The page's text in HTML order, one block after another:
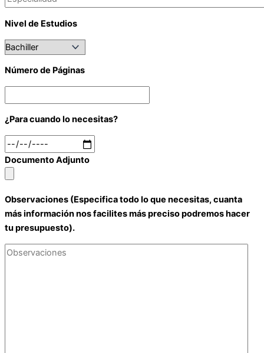
Nivel de Estudios
Número de Páginas
¿Para cuando lo necesitas?
Documento Adjunto
Observaciones (Especifica todo lo que necesitas, cuanta
más información nos facilites más preciso podremos hacer
tu presupuesto).